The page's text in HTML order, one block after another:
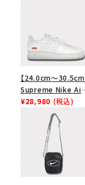
【24.0cm～30.5cm
Supreme Nike Air
Force 1 Low シュプ
リーム ナイキエアフォ
ース１スニーカー シ
ューズ ホワイト
¥28,980 (税込)